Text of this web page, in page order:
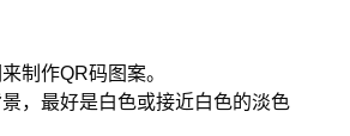
制作QR码图案。
，最好是白色或接近白色的淡色